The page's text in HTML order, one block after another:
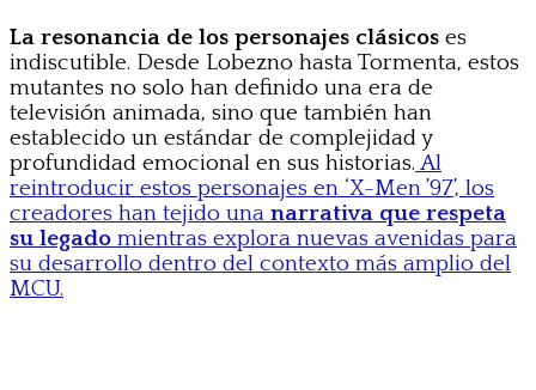
La resonancia de los personajes clásicos es
indiscutible. Desde Lobezno hasta Tormenta, estos
mutantes no solo han definido una era de
televisión animada, sino que también han
establecido un estándar de complejidad y
profundidad emocional en sus historias. Al
reintroducir estos personajes en ‘X-Men ’97’, los
creadores han tejido una narrativa que respeta
su legado mientras explora nuevas avenidas para
su desarrollo dentro del contexto más amplio del
MCU.